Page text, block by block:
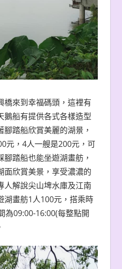
來到幸福碼頭，這裡有
鵝船有提供各式各樣造型
踏船欣賞美麗的湖景，
元，4人一艘是200元，可
踏船也能坐遊湖畫舫，
面欣賞美景，享受濃濃的
人解說尖山埤水庫及江南
湖畫舫1人100元，搭乘時
為09:00-16:00(每整點開